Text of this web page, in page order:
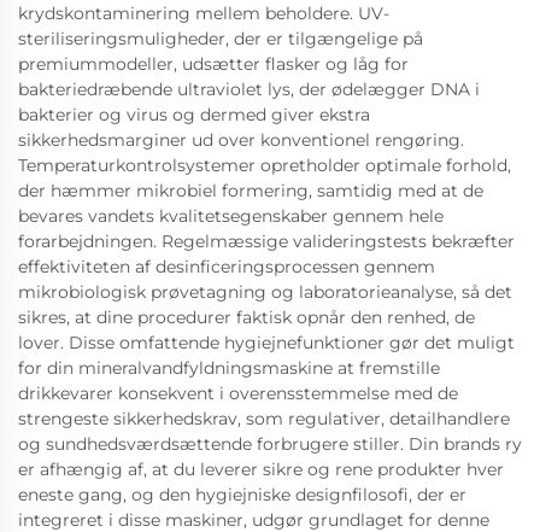
krydskontaminering mellem beholdere. UV-
steriliseringsmuligheder, der er tilgængelige på
premiummodeller, udsætter flasker og låg for
bakteriedræbende ultraviolet lys, der ødelægger DNA i
bakterier og virus og dermed giver ekstra
sikkerhedsmarginer ud over konventionel rengøring.
Temperaturkontrolsystemer opretholder optimale forhold,
der hæmmer mikrobiel formering, samtidig med at de
bevares vandets kvalitetsegenskaber gennem hele
forarbejdningen. Regelmæssige valideringstests bekræfter
effektiviteten af desinficeringsprocessen gennem
mikrobiologisk prøvetagning og laboratorieanalyse, så det
sikres, at dine procedurer faktisk opnår den renhed, de
lover. Disse omfattende hygiejnefunktioner gør det muligt
for din mineralvandfyldningsmaskine at fremstille
drikkevarer konsekvent i overensstemmelse med de
strengeste sikkerhedskrav, som regulativer, detailhandlere
og sundhedsværdsættende forbrugere stiller. Din brands ry
er afhængig af, at du leverer sikre og rene produkter hver
eneste gang, og den hygiejniske designfilosofi, der er
integreret i disse maskiner, udgør grundlaget for denne